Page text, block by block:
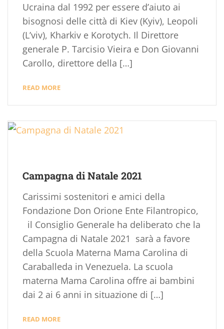
Ucraina dal 1992 per essere d’aiuto ai
bisognosi delle città di Kiev (Kyiv), Leopoli
(L’viv), Kharkiv e Korotych. Il Direttore
generale P. Tarcisio Vieira e Don Giovanni
Carollo, direttore della […]
READ MORE
Campagna di Natale 2021
Carissimi sostenitori e amici della
Fondazione Don Orione Ente Filantropico,
il Consiglio Generale ha deliberato che la
Campagna di Natale 2021 sarà a favore
della Scuola Materna Mama Carolina di
Caraballeda in Venezuela. La scuola
materna Mama Carolina offre ai bambini
dai 2 ai 6 anni in situazione di […]
READ MORE